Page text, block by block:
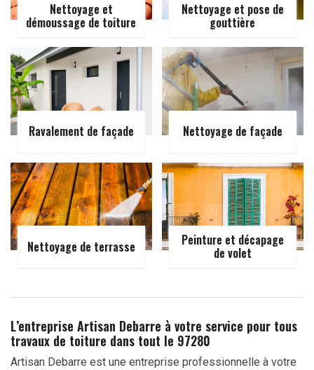
Nettoyage et
démoussage de toiture
Nettoyage et pose de
gouttière
Ravalement de façade Nettoyage de façade
Nettoyage de terrasse Peinture et décapage
de volet
L’entreprise Artisan Debarre à votre service pour tous
travaux de toiture dans tout le 97280
Artisan Debarre est une entreprise professionnelle à votre